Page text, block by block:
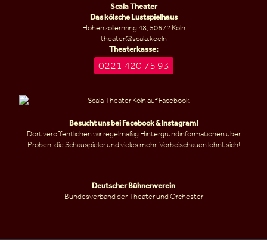
Scala Theater
Das kölsche Lustspielhaus
Hohenzollernring 48, 50672 Köln
theater@scala.koeln
Theaterkasse:
0221 420 75 93
Besucht uns beiFacebook&Instagram!
Dort veröffentlichen wir regelmäßig Hintergrundinformationen über
Proben, die Schauspieler und vieles mehr. Vorbeischauen lohnt sich!
Deutscher Bühnenverein
Bundesverband der Theater und Orchester